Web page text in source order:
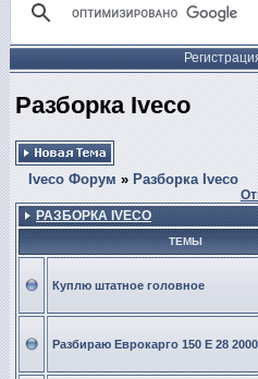
Разборка Iveco
Iveco Форум » Разборка Iveco
РАЗБОРКА IVECO
ТЕМЫ
Куплю штатное головное
Разбираю Еврокарго 150 Е 28